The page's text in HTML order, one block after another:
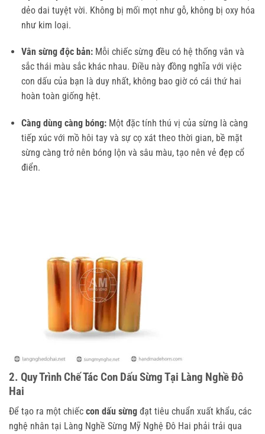
dẻo dai tuyệt vời. Không bị mối mọt như gỗ, không bị oxy hóa
như kim loại.
Vân sừng độc bản:Mỗi chiếc sừng đều có hệ thống vân và
sắc thái màu sắc khác nhau. Điều này đồng nghĩa với việc
con dấu của bạn là duy nhất, không bao giờ có cái thứ hai
hoàn toàn giống hệt.
Càng dùng càng bóng:Một đặc tính thú vị của sừng là càng
tiếp xúc với mồ hôi tay và sự cọ xát theo thời gian, bề mặt
sừng càng trở nên bóng lộn và sâu màu, tạo nên vẻ đẹp cổ
điển.
2. Quy Trình Chế Tác Con Dấu Sừng Tại Làng Nghề Đô
Hai
Để tạo ra một chiếc con dấu sừng đạt tiêu chuẩn xuất khẩu, các
nghệ nhân tại Làng Nghề Sừng Mỹ Nghệ Đô Hai phải trải qua